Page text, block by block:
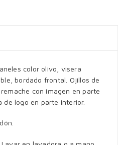
color olivo, visera
bordado frontal. Ojillos de
con imagen en parte
de logo en parte interior.